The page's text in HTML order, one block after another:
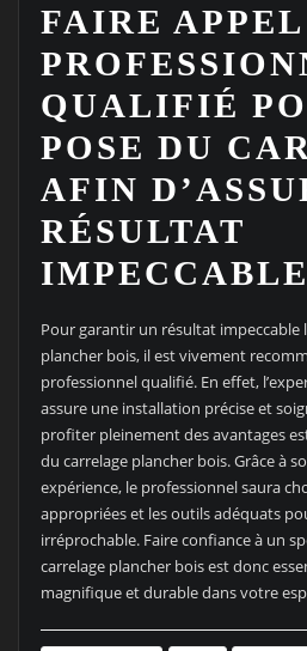
FAIRE
QUALIFIÉ
POSE DU
AFIN
RÉSULTAT
Pour garantir un résultat impeccable
plancher bois, il est vivement
professionnel qualifié. En effet,
assure une installation précise et
profiter pleinement des avantages
du carrelage plancher bois. Grâce à
expérience, le professionnel saura
appropriées et les outils adéquats
irréprochable. Faire confiance à un
carrelage plancher bois est donc
magnifique et durable dans votre